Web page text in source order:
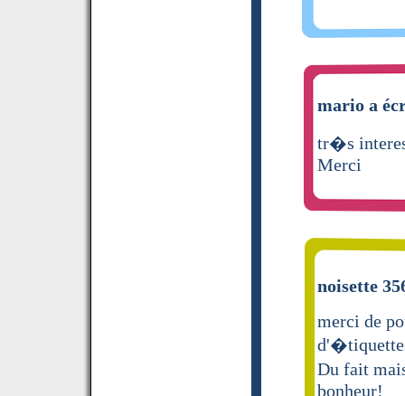
mario a
tr�s
Merci
noisette
merci de
Du fait
bonheur!